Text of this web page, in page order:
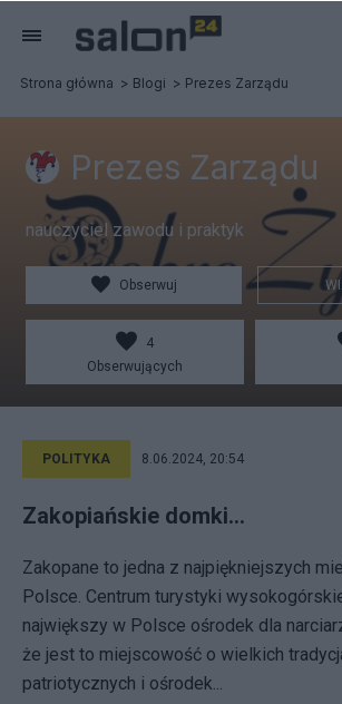
Strona główna Blogi Prezes Zarządu
Prezes Zarządu
nauczyciel zawodu i praktyk
Obserwuj
4
Obserwujących
POLITYKA 8.06.2024, 20:54
Zakopiańskie domki...
Zakopane to jedna z najpiękniejszych
Polsce. Centrum turystyki
największy w Polsce ośrodek dla
że jest to miejscowość o wielkich
patriotycznych i ośrodek...